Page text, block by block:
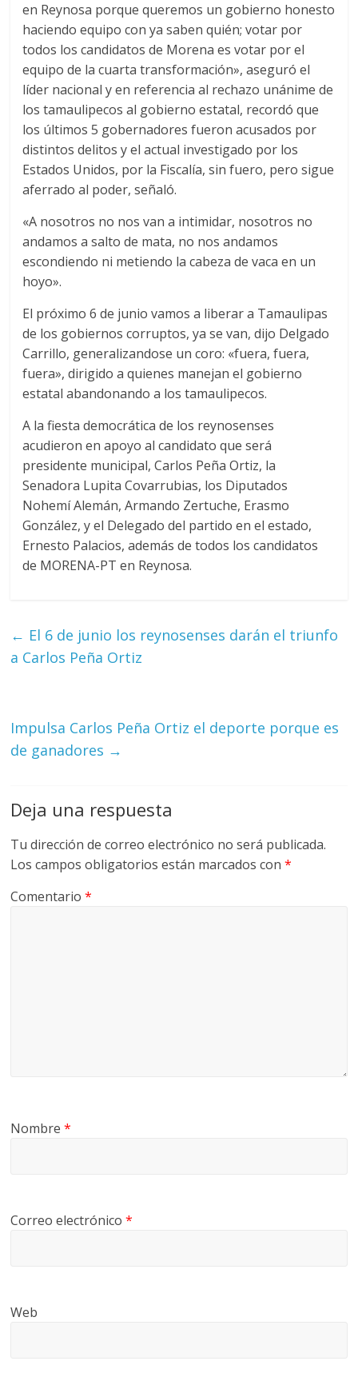
en Reynosa porque queremos un gobierno honesto
haciendo equipo con ya saben quién; votar por
todos los candidatos de Morena es votar por el
equipo de la cuarta transformación», aseguró el
líder nacional y en referencia al rechazo unánime de
los tamaulipecos al gobierno estatal, recordó que
los últimos 5 gobernadores fueron acusados por
distintos delitos y el actual investigado por los
Estados Unidos, por la Fiscalía, sin fuero, pero sigue
aferrado al poder, señaló.
«A nosotros no nos van a intimidar, nosotros no
andamos a salto de mata, no nos andamos
escondiendo ni metiendo la cabeza de vaca en un
hoyo».
El próximo 6 de junio vamos a liberar a Tamaulipas
de los gobiernos corruptos, ya se van, dijo Delgado
Carrillo, generalizandose un coro: «fuera, fuera,
fuera», dirigido a quienes manejan el gobierno
estatal abandonando a los tamaulipecos.
A la fiesta democrática de los reynosenses
acudieron en apoyo al candidato que será
presidente municipal, Carlos Peña Ortiz, la
Senadora Lupita Covarrubias, los Diputados
Nohemí Alemán, Armando Zertuche, Erasmo
González, y el Delegado del partido en el estado,
Ernesto Palacios, además de todos los candidatos
de MORENA-PT en Reynosa.
← El 6 de junio los reynosenses darán el triunfo
a Carlos Peña Ortiz
Impulsa Carlos Peña Ortiz el deporte porque es
de ganadores →
Deja una respuesta
Tu dirección de correo electrónico no será publicada.
Los campos obligatorios están marcados con*
Comentario*
Nombre*
Correo electrónico*
Web